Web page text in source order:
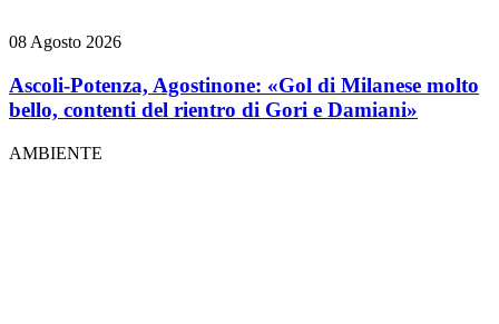
08 Agosto 2026
Ascoli-Potenza, Agostinone: «Gol di Milanese molto
bello, contenti del rientro di Gori e Damiani»
AMBIENTE